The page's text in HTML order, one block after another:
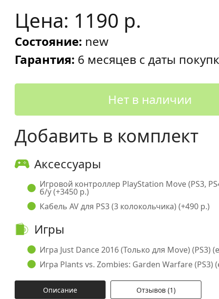
Цена: 1190 р.
Состояние: new
Гарантия: 6 месяцев с даты
Нет в наличии
Добавить в комплект
Аксессуары
Игровой контроллер PlayStation Move (PS3,
б/у (+3450 р.)
Кабель AV для PS3 (3 колокольчика) (+490 р.)
Игры
Игра Just Dance 2016 (Только для Move) (PS3)
Игра Plants vs. Zombies: Garden Warfare (PS3)
Описание Отзывов (1)